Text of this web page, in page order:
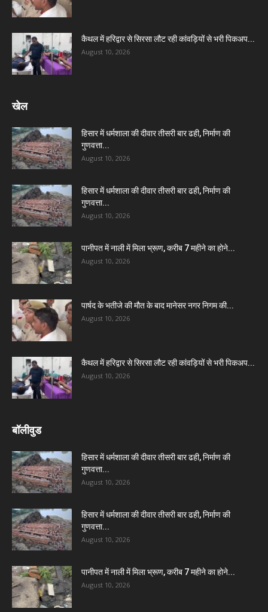
कैथल में हरिद्वार से सिरसा लौट रही कांवड़ियों से भरी पिकअप...
August 10, 2026
खेल
हिसार में धर्मशाला की दीवार तीसरी बार ढही, निर्माण की
गुणवत्ता...
August 10, 2026
हिसार में धर्मशाला की दीवार तीसरी बार ढही, निर्माण की
गुणवत्ता...
August 10, 2026
पानीपत में नाली में मिला भ्रूण, करीब 7 महीने का होने...
August 10, 2026
पार्षद के भतीजे की मौत के बाद मानेसर नगर निगम की...
August 10, 2026
कैथल में हरिद्वार से सिरसा लौट रही कांवड़ियों से भरी पिकअप...
August 10, 2026
बॉलीवुड
हिसार में धर्मशाला की दीवार तीसरी बार ढही, निर्माण की
गुणवत्ता...
August 10, 2026
हिसार में धर्मशाला की दीवार तीसरी बार ढही, निर्माण की
गुणवत्ता...
August 10, 2026
पानीपत में नाली में मिला भ्रूण, करीब 7 महीने का होने...
August 10, 2026